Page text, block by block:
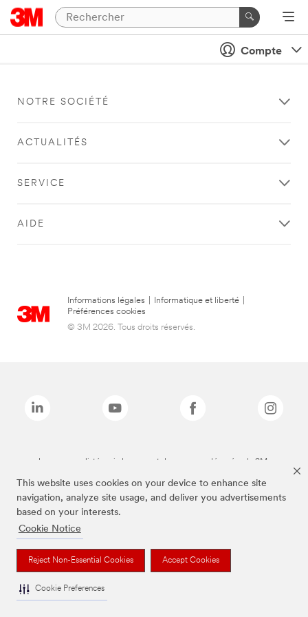
This website uses cookies on your device to enhance site
navigation, analyze site usage, and deliver you advertisements
based on your interests.
Cookie Notice
Reject Non-Essential Cookies Accept Cookies
Cookie Preferences
Compte
NOTRE SOCIÉTÉ
ACTUALITÉS
SERVICE
AIDE
Informations légales Informatique et liberté
Préférences cookies
© 3M 2026. Tous droits réservés.
Les marques listées ci-dessus sont des marques déposées de 3M.